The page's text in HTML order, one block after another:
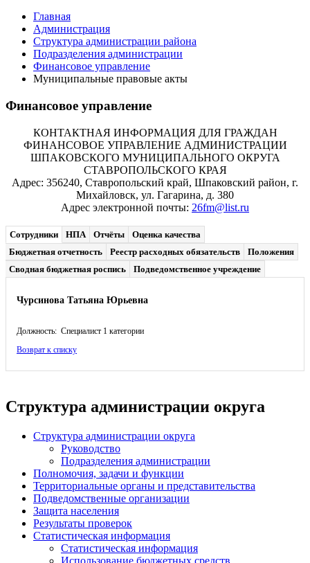
Главная
Администрация
Структура администрации района
Подразделения администрации
Финансовое управление
Муниципальные правовые акты
Финансовое управление
КОНТАКТНАЯ ИНФОРМАЦИЯ ДЛЯ ГРАЖДАН
ФИНАНСОВОЕ УПРАВЛЕНИЕ АДМИНИСТРАЦИИ
ШПАКОВСКОГО МУНИЦИПАЛЬНОГО ОКРУГА
СТАВРОПОЛЬСКОГО КРАЯ
Адрес: 356240, Ставропольский край, Шпаковский район, г.
Михайловск, ул. Гагарина, д. 380
Адрес электронной почты: 26fm@list.ru
Сотрудники НПА Отчёты
Оценка качества
Бюджетная отчетность
Реестр расходных обязательств
Положения
Сводная бюджетная роспись
Подведомственное учреждение
Чурсинова Татьяна Юрьевна
Должность: Специалист 1 категории
Возврат к списку
Структура администрации округа
Структура администрации округа
Руководство
Подразделения администрации
Полномочия, задачи и функции
Территориальные органы и представительства
Подведомственные организации
Защита населения
Результаты проверок
Статистическая информация
Статистическая информация
Использование бюджетных средств